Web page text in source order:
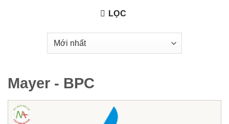
LỌC
Mayer - BPC